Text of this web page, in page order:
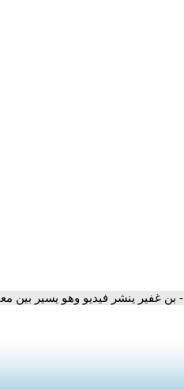
- بن غفير ينشر فيديو وهو يسير بين